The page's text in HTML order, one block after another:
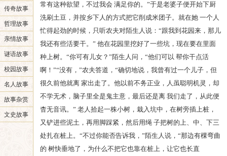
传奇故事
哲理故事
亲情故事
谜语故事
校园故事
名人故事
故事杂赏
文史故事
常有这种欲望，不过我会 满足你的。”于是老婆子便开始下厨
洗刷土豆，并按乡下人的方式把它削成米团子。就在她 一个人
忙得起劲的时候，只听农夫对陌生人说：“跟我到花园来，那儿
我还有些活要干。” 他在花园里挖好了一些坑，现在要在里面
种上树。“你可有儿女？”陌生人问，“他们可以 帮你干点活
啊！”“没有，”农夫答道，“确切地说，我曾有过一个儿子，但
很久前他就离 家出走了。他以前不务正业，人虽聪明机灵，却
不学无术，脑子里全是鬼主意，最后还是离 我们走了，从此便
杳无音讯。” 老人拾起一株小树，栽入坑中，在树旁插上桩，
又铲进些泥土，再用脚踩紧，然后用绳 子把树的上、中、下三
处扎在桩上。“不过你能否告诉我，”陌生人说，“那边有棵弯曲
的 树快垂地了，为什么不把它也靠在桩上，让它也长直